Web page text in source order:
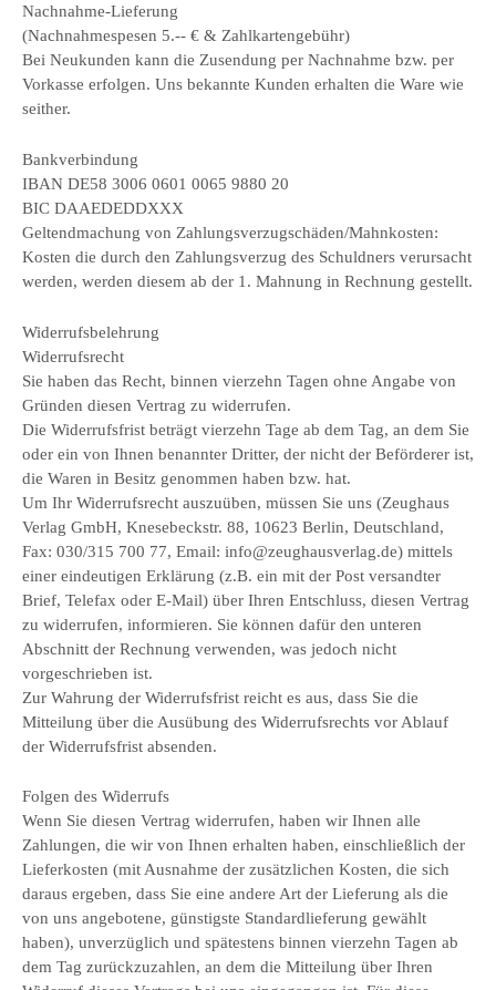
Nachnahme-Lieferung
(Nachnahmespesen 5.-- € & Zahlkartengebühr)
Bei Neukunden kann die Zusendung per Nachnahme bzw. per
Vorkasse erfolgen. Uns bekannte Kunden erhalten die Ware wie
seither.
Bankverbindung
IBAN DE58 3006 0601 0065 9880 20
BIC DAAEDEDDXXX
Geltendmachung von Zahlungsverzugschäden/Mahnkosten:
Kosten die durch den Zahlungsverzug des Schuldners verursacht
werden, werden diesem ab der 1. Mahnung in Rechnung gestellt.
Widerrufsbelehrung
Widerrufsrecht
Sie haben das Recht, binnen vierzehn Tagen ohne Angabe von
Gründen diesen Vertrag zu widerrufen.
Die Widerrufsfrist beträgt vierzehn Tage ab dem Tag, an dem Sie
oder ein von Ihnen benannter Dritter, der nicht der Beförderer ist,
die Waren in Besitz genommen haben bzw. hat.
Um Ihr Widerrufsrecht auszuüben, müssen Sie uns (Zeughaus
Verlag GmbH, Knesebeckstr. 88, 10623 Berlin, Deutschland,
Fax: 030/315 700 77, Email: info@zeughausverlag.de) mittels
einer eindeutigen Erklärung (z.B. ein mit der Post versandter
Brief, Telefax oder E-Mail) über Ihren Entschluss, diesen Vertrag
zu widerrufen, informieren. Sie können dafür den unteren
Abschnitt der Rechnung verwenden, was jedoch nicht
vorgeschrieben ist.
Zur Wahrung der Widerrufsfrist reicht es aus, dass Sie die
Mitteilung über die Ausübung des Widerrufsrechts vor Ablauf
der Widerrufsfrist absenden.
Folgen des Widerrufs
Wenn Sie diesen Vertrag widerrufen, haben wir Ihnen alle
Zahlungen, die wir von Ihnen erhalten haben, einschließlich der
Lieferkosten (mit Ausnahme der zusätzlichen Kosten, die sich
daraus ergeben, dass Sie eine andere Art der Lieferung als die
von uns angebotene, günstigste Standardlieferung gewählt
haben), unverzüglich und spätestens binnen vierzehn Tagen ab
dem Tag zurückzuzahlen, an dem die Mitteilung über Ihren